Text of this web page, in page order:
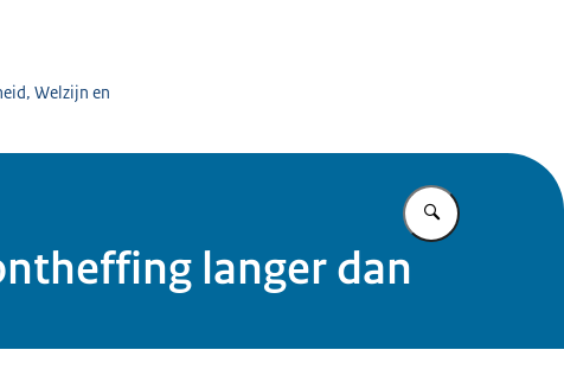
Welzijn en
Vul in wat u
langer dan